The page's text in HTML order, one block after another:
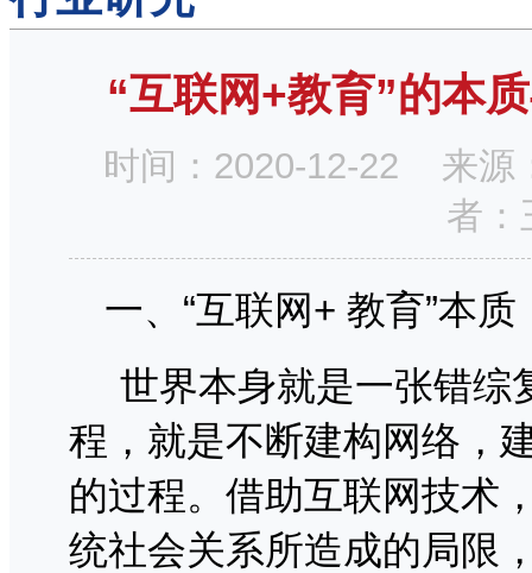
“互联网+教育”的本
时间：2020-12-22 来
者：
一、“互联网+ 教育”本质
世界本身就是一张错综
程，就是不断建构网络，
的过程。借助互联网技术
统社会关系所造成的局限